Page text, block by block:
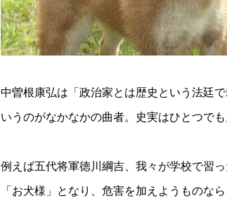
中曽根康弘は「政治家とは歴史という法廷
いうのがなかなかの曲者。史実はひとつで
例えば五代将軍徳川綱吉、我々が学校で習
「お犬様」となり、危害を加えようものな